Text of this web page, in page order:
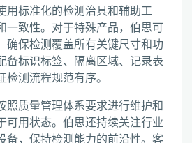
用标准化的检测治具和辅助工
一致性。对于特殊产品，伯思可
确保检测覆盖所有关键尺寸和功
备标识标签、隔离区域、记录表
测流程规范有序。
照质量管理体系要求进行维护和
可用状态。伯思还持续关注行业
备，保持检测能力的前沿性。客